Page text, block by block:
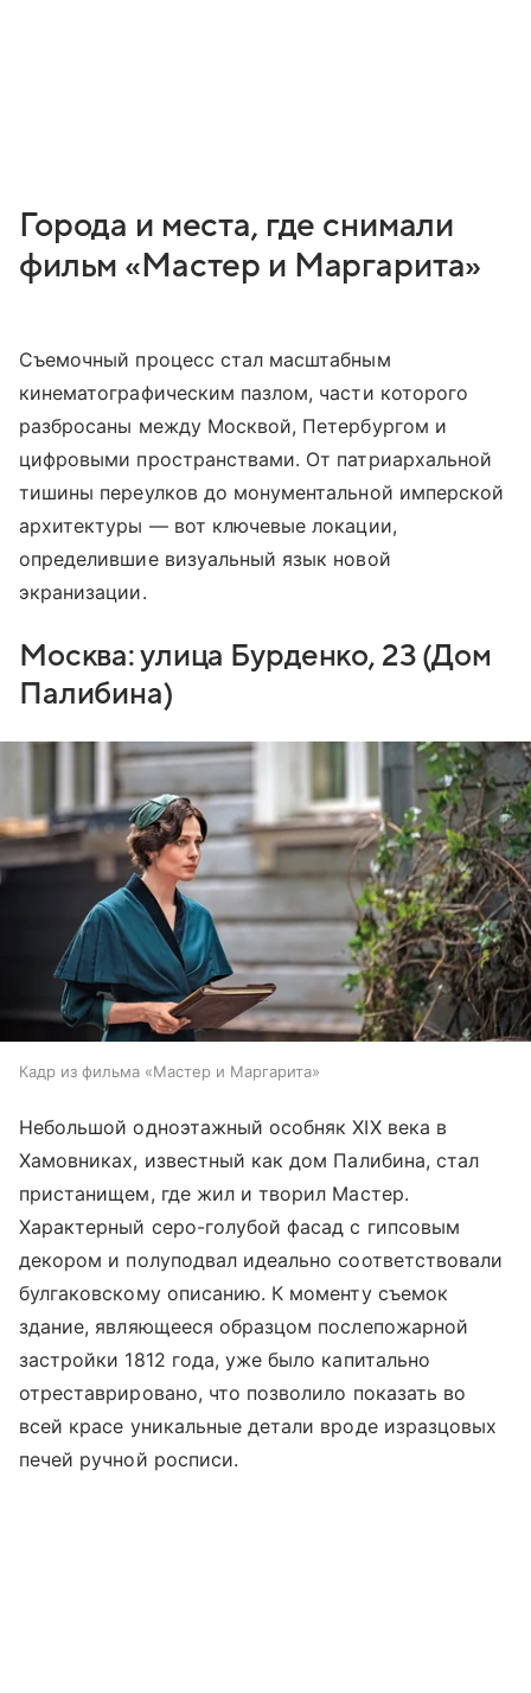
Города и места, где снимали
фильм «Мастер и Маргарита»
Съемочный процесс стал масштабным
кинематографическим пазлом, части которого
разбросаны между Москвой, Петербургом и
цифровыми пространствами. От патриархальной
тишины переулков до монументальной имперской
архитектуры — вот ключевые локации,
определившие визуальный язык новой
экранизации.
Москва: улица Бурденко, 23 (Дом
Палибина)
Кадр из фильма «Мастер и Маргарита»
Небольшой одноэтажный особняк XIX века в
Хамовниках, известный как дом Палибина, стал
пристанищем, где жил и творил Мастер.
Характерный серо-голубой фасад с гипсовым
декором и полуподвал идеально соответствовали
булгаковскому описанию. К моменту съемок
здание, являющееся образцом послепожарной
застройки 1812 года, уже было капитально
отреставрировано, что позволило показать во
всей красе уникальные детали вроде изразцовых
печей ручной росписи.